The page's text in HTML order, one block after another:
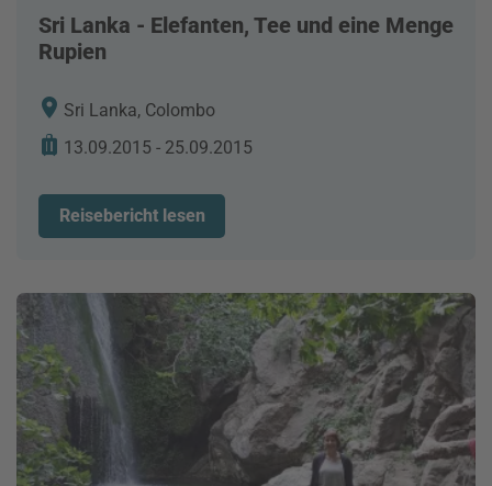
Sri Lanka - Elefanten, Tee und eine Menge
Rupien
Sri Lanka, Colombo
13.09.2015 - 25.09.2015
Reisebericht lesen